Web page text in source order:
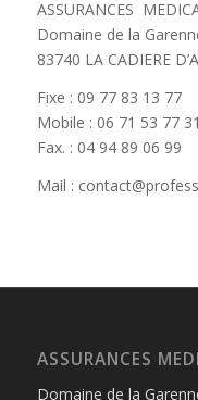
ASSURANCES
Domaine de la
83740 LA CADIERE
Fixe : 09 77 83 13 77
Mobile : 06 71 53 77 31
Fax. : 04 94 89 06 99
Mail :
ASSURANCES
Domaine de la